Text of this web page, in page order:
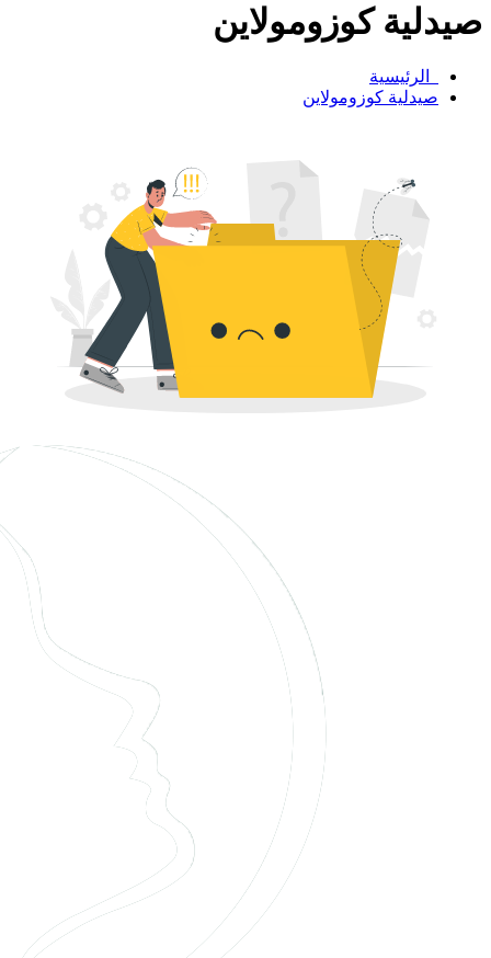
صيدلية كوزومولاين
الرئيسية
صيدلية كوزومولاين